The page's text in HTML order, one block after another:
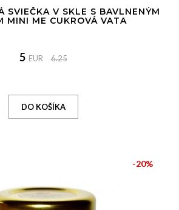
SVIEČKA V SKLE S BAVLNENÝM
MINI ME CUKROVÁ VATA
5 EUR 6.25
-20%